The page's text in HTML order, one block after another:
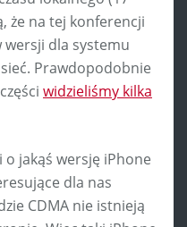
że na tej konferencji
wersji dla systemu
Prawdopodobnie
widzieliśmy kilka
jakąś wersję iPhone
dla nas
CDMA nie istnieją